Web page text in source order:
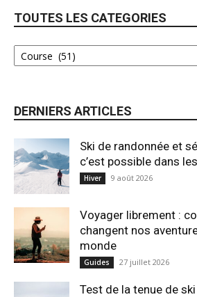
TOUTES LES CATEGORIES
DERNIERS ARTICLES
Ski de randonnée et
c’est possible dans
Hiver 9 août 2026
Voyager librement :
changent nos
monde
Guides 27 juillet 2026
Test de la tenue de